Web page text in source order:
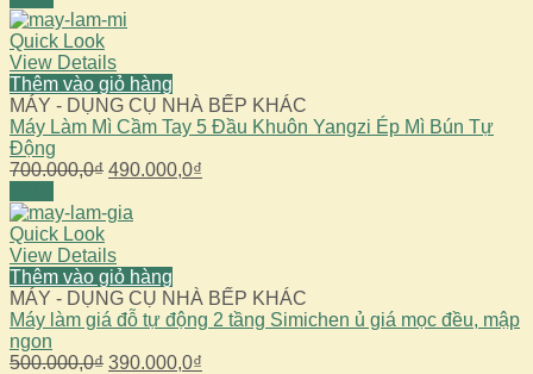
là:
Quick Look
View Details
Thêm vào giỏ hàng
MÁY - DỤNG CỤ NHÀ BẾP KHÁC
Máy Làm Mì Cầm Tay 5 Đầu Khuôn Yangzi Ép Mì Bún Tự
Động
700.000,0₫ Giá
là:
490.000,0₫
Quick Look
View Details
Thêm vào giỏ hàng
MÁY - DỤNG CỤ NHÀ BẾP KHÁC
Máy làm giá đỗ tự động 2 tầng Simichen ủ giá mọc đều, mập
ngon
500.000,0₫ Giá
390.000,0₫